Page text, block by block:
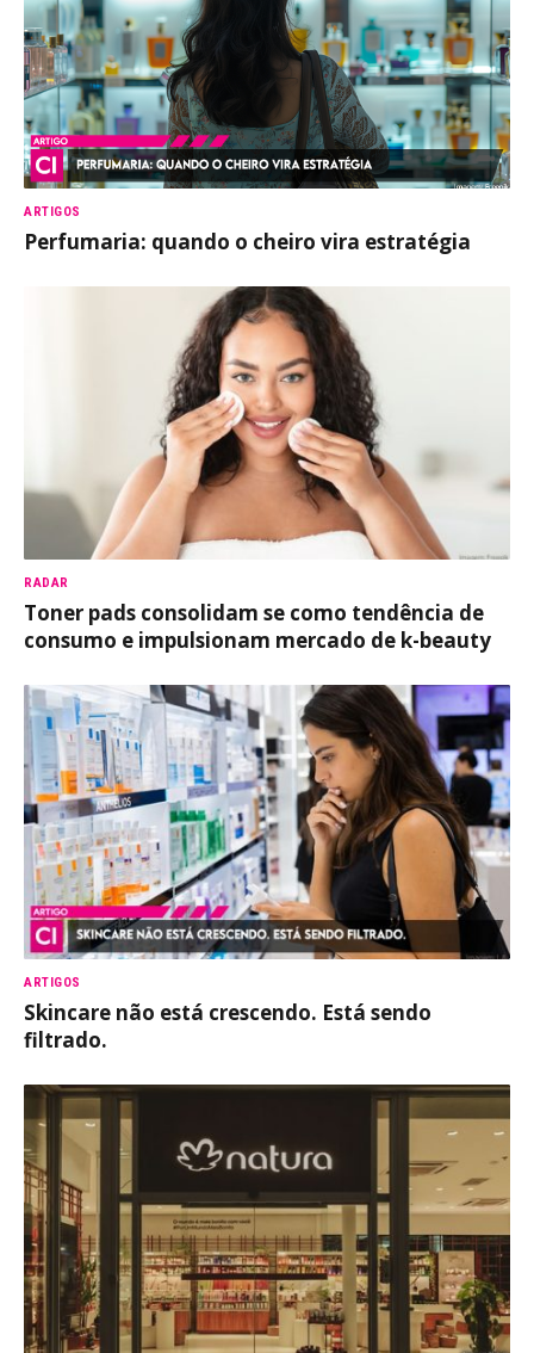
ARTIGOS
Perfumaria: quando o cheiro vira estratégia
RADAR
Toner pads consolidam se como tendência de
consumo e impulsionam mercado de k-beauty
ARTIGOS
Skincare não está crescendo. Está sendo
filtrado.